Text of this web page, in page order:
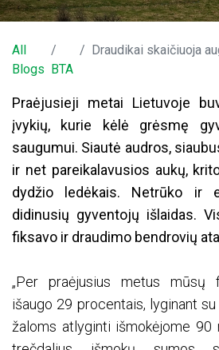
All
Blogs
BTA
Draudikai skaičiuoja augančius klimato kaitos
Praėjusieji metai Lietuvoje
įvykių, kurie kėlė grėsmę
saugumui. Siautė audros,
ir net pareikalavusios aukų,
dydžio ledėkais. Netrūko ir
didinusių gyventojų išlaidas.
fiksavo ir draudimo bendrovių
„Per praėjusius metus mūsų
išaugo 29 procentais, lyginant
žaloms atlyginti išmokėjome 90